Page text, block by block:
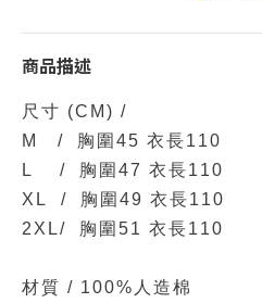
商品描述
尺寸 (CM) /
M / 胸圍45 衣長110
L / 胸圍47 衣長110
XL /
胸圍49 衣長110
2XL/
胸圍51 衣長110
材質 / 100%人造棉